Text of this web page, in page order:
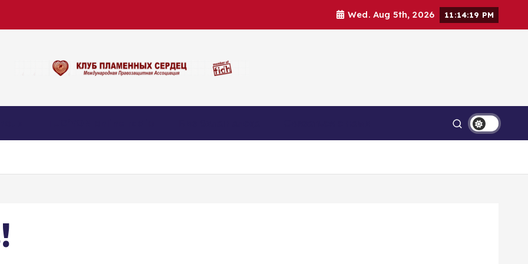
Wed. Aug 5th, 2026 11:14:20 PM